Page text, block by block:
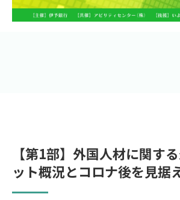
【第1部】外国人材に関す
ット概況とコロナ後を見据